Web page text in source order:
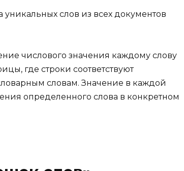
слов из всех документов
числового значения каждому слову
где строки соответствуют
словам. Значение в каждой
определенного слова в конкретном